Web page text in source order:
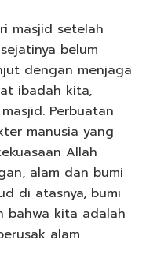
masjid setelah
belum
dengan menjaga
ibadah kita,
Perbuatan
manusia yang
Allah
alam dan bumi
di atasnya, bumi
bahwa kita adalah
alam